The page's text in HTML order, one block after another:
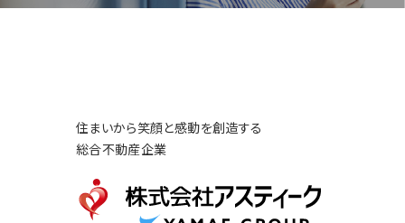
住まいから笑顔と感動を創造する
総合不動産企業